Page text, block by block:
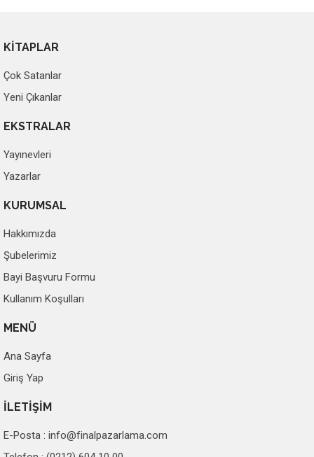
KİTAPLAR
Çok Satanlar
Yeni Çıkanlar
EKSTRALAR
Yayınevleri
Yazarlar
KURUMSAL
Hakkımızda
Şubelerimiz
Bayi Başvuru Formu
Kullanım Koşulları
MENÜ
Ana Sayfa
Giriş Yap
İLETİŞİM
E-Posta : info@finalpazarlama.com